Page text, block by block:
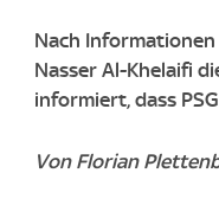
Nach
Nasser Al-Khelaifi
informiert, dass
Von Florian